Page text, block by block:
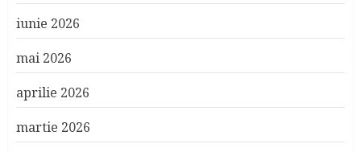
iunie 2026
mai 2026
aprilie 2026
martie 2026